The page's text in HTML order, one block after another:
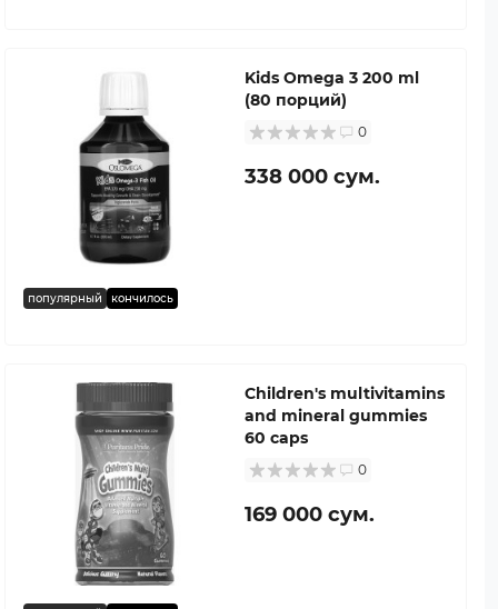
популярный кончилось
Kids Omega 3 200 ml
(80 порций)
0
338 000 сум.
Children's multivitamins
and mineral gummies
60 caps
0
169 000 сум.